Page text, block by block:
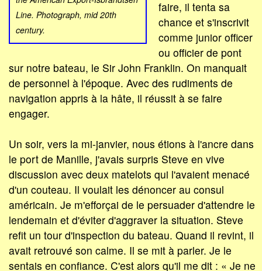
Line. Photograph, mid 20th
century.
faire, il tenta sa
chance et s'inscrivit
comme junior officer
ou officier de pont
sur notre bateau, le Sir John Franklin. On manquait
de personnel à l'époque. Avec des rudiments de
navigation appris à la hâte, il réussit à se faire
engager.
Un soir, vers la mi-janvier, nous étions à l'ancre dans
le port de Manille, j'avais surpris Steve en vive
discussion avec deux matelots qui l'avaient menacé
d'un couteau. Il voulait les dénoncer au consul
américain. Je m'efforçai de le persuader d'attendre le
lendemain et d'éviter d'aggraver la situation. Steve
refit un tour d'inspection du bateau. Quand il revint, il
avait retrouvé son calme. Il se mit à parler. Je le
sentais en confiance. C'est alors qu'il me dit : « Je ne